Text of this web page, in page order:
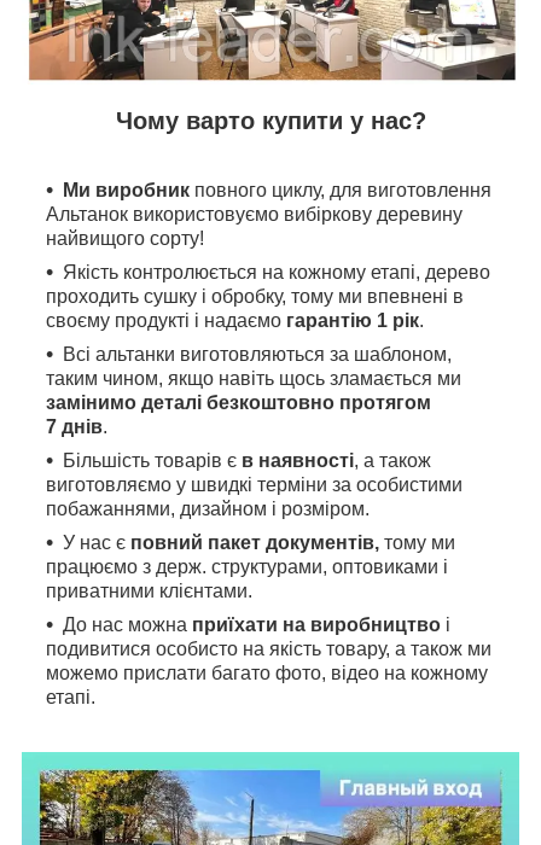
Чому варто купити у нас?
Ми виробник повного циклу, для виготовлення
Альтанок використовуємо вибіркову деревину
найвищого сорту!
Якість контролюється на кожному етапі, дерево
проходить сушку і обробку, тому ми впевнені в
своєму продукті і надаємо гарантію 1 рік.
Всі альтанки виготовляються за шаблоном,
таким чином, якщо навіть щось зламається ми
замінимо деталі безкоштовно протягом
7 днів.
Більшість товарів є в наявності, а також
виготовляємо у швидкі терміни за особистими
побажаннями, дизайном і розміром.
У нас є повний пакет документів, тому ми
працюємо з держ. структурами, оптовиками і
приватними клієнтами.
До нас можна приїхати на виробництво і
подивитися особисто на якість товару, а також ми
можемо прислати багато фото, відео на кожному
етапі.